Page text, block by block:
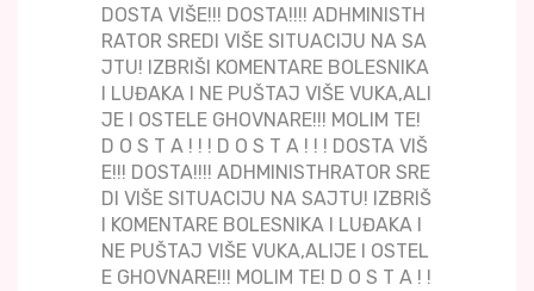
DOSTA VIŠE!!! DOSTA!!!! ADHMINISTH
RATOR SREDI VIŠE SITUACIJU NA SA
JTU! IZBRIŠI KOMENTARE BOLESNIKA
I LUĐAKA I NE PUŠTAJ VIŠE VUKA,ALI
JE I OSTELE GHOVNARE!!! MOLIM TE!
D O S T A ! ! ! D O S T A ! ! ! DOSTA VIŠ
E!!! DOSTA!!!! ADHMINISTHRATOR SRE
DI VIŠE SITUACIJU NA SAJTU! IZBRIŠ
I KOMENTARE BOLESNIKA I LUĐAKA I
NE PUŠTAJ VIŠE VUKA,ALIJE I OSTEL
E GHOVNARE!!! MOLIM TE! D O S T A ! !